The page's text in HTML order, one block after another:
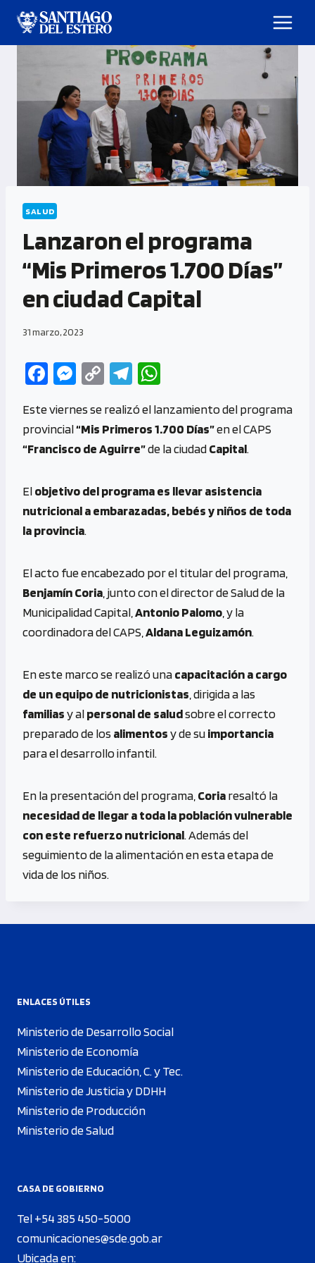
SALUD
Lanzaron el programa
“Mis Primeros 1.700 Días”
en ciudad Capital
31 marzo, 2023
Fa
b
o
k
M
se
n
er
C
py
Li
n
k
Te
gr
a
at
s
p
p
Este viernes se realizó el lanzamiento del programa
provincial“Mis Primeros 1.700 Días”en el CAPS
“Francisco de Aguirre”de la ciudadCapital.
Elobjetivo del programa es llevar asistencia
nutricional a embarazadas, bebés y niños de toda
la provincia.
El acto fue encabezado por el titular del programa,
Benjamín Coria , junto con el director de Salud de la
Municipalidad Capital, Antonio Palomo , y la
coordinadora del CAPS, Aldana Leguizamón.
En este marco se realizó unacapacitación a cargo
de un equipo de nutricionistas , dirigida a las
familiasy alpersonal de saludsobre el correcto
preparado de los alimentosy de suimportancia
para el desarrollo infantil.
En la presentación del programa, Coriaresaltó la
necesidad de llegar a toda la población vulnerable
con este refuerzo nutricional. Además del
seguimiento de la alimentación en esta etapa de
vida de los niños.
ENLACES ÚTILES
Ministerio de Desarrollo Social
Ministerio de Economía
Ministerio de Educación, C. y Tec.
Ministerio de Justicia y DDHH
Ministerio de Producción
Ministerio de Salud
CASA DE GOBIERNO
Tel +54 385 450-5000
comunicaciones@sde.gob.ar
Ubicada en: